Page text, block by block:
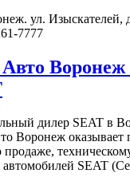
ул. Изыскателей,
7777
Воронеж
дилер SEAT в
Воронеж оказывает
продаже,
автомобилей SEAT